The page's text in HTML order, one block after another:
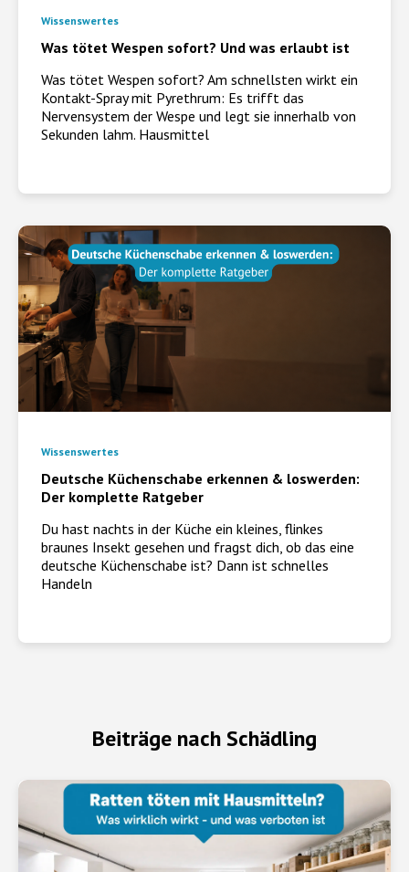
Was tötet Wespen sofort? Und was erlaubt ist
Was tötet Wespen sofort? Am schnellsten wirkt ein
Kontakt-Spray mit Pyrethrum: Es trifft das
Nervensystem der Wespe und legt sie innerhalb von
Sekunden lahm. Hausmittel
Wissenswertes
Deutsche Küchenschabe erkennen & loswerden:
Der komplette Ratgeber
Du hast nachts in der Küche ein kleines, flinkes
braunes Insekt gesehen und fragst dich, ob das eine
deutsche Küchenschabe ist? Dann ist schnelles
Handeln
Wissenswertes
Beiträge nach Schädling